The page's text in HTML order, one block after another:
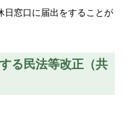
日窓口に届出をすることが
る民法等改正（共